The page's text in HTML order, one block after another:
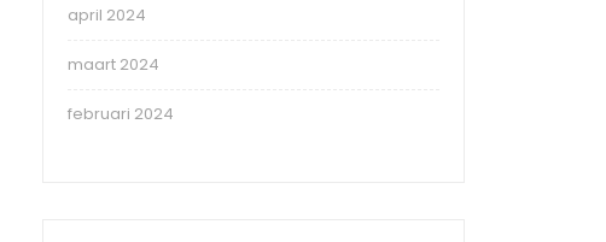
april 2024
maart 2024
februari 2024